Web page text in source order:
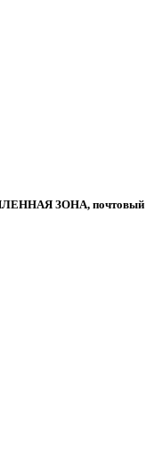
ЗОНА, почтовый